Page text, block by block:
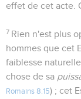
effet de cet acte.
7 Rien n'est plus
hommes que cet
faiblesse
chose de sa
Romains 8.15) ; cet